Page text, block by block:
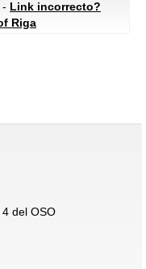
- Link incorrecto?
Riga
del OSO